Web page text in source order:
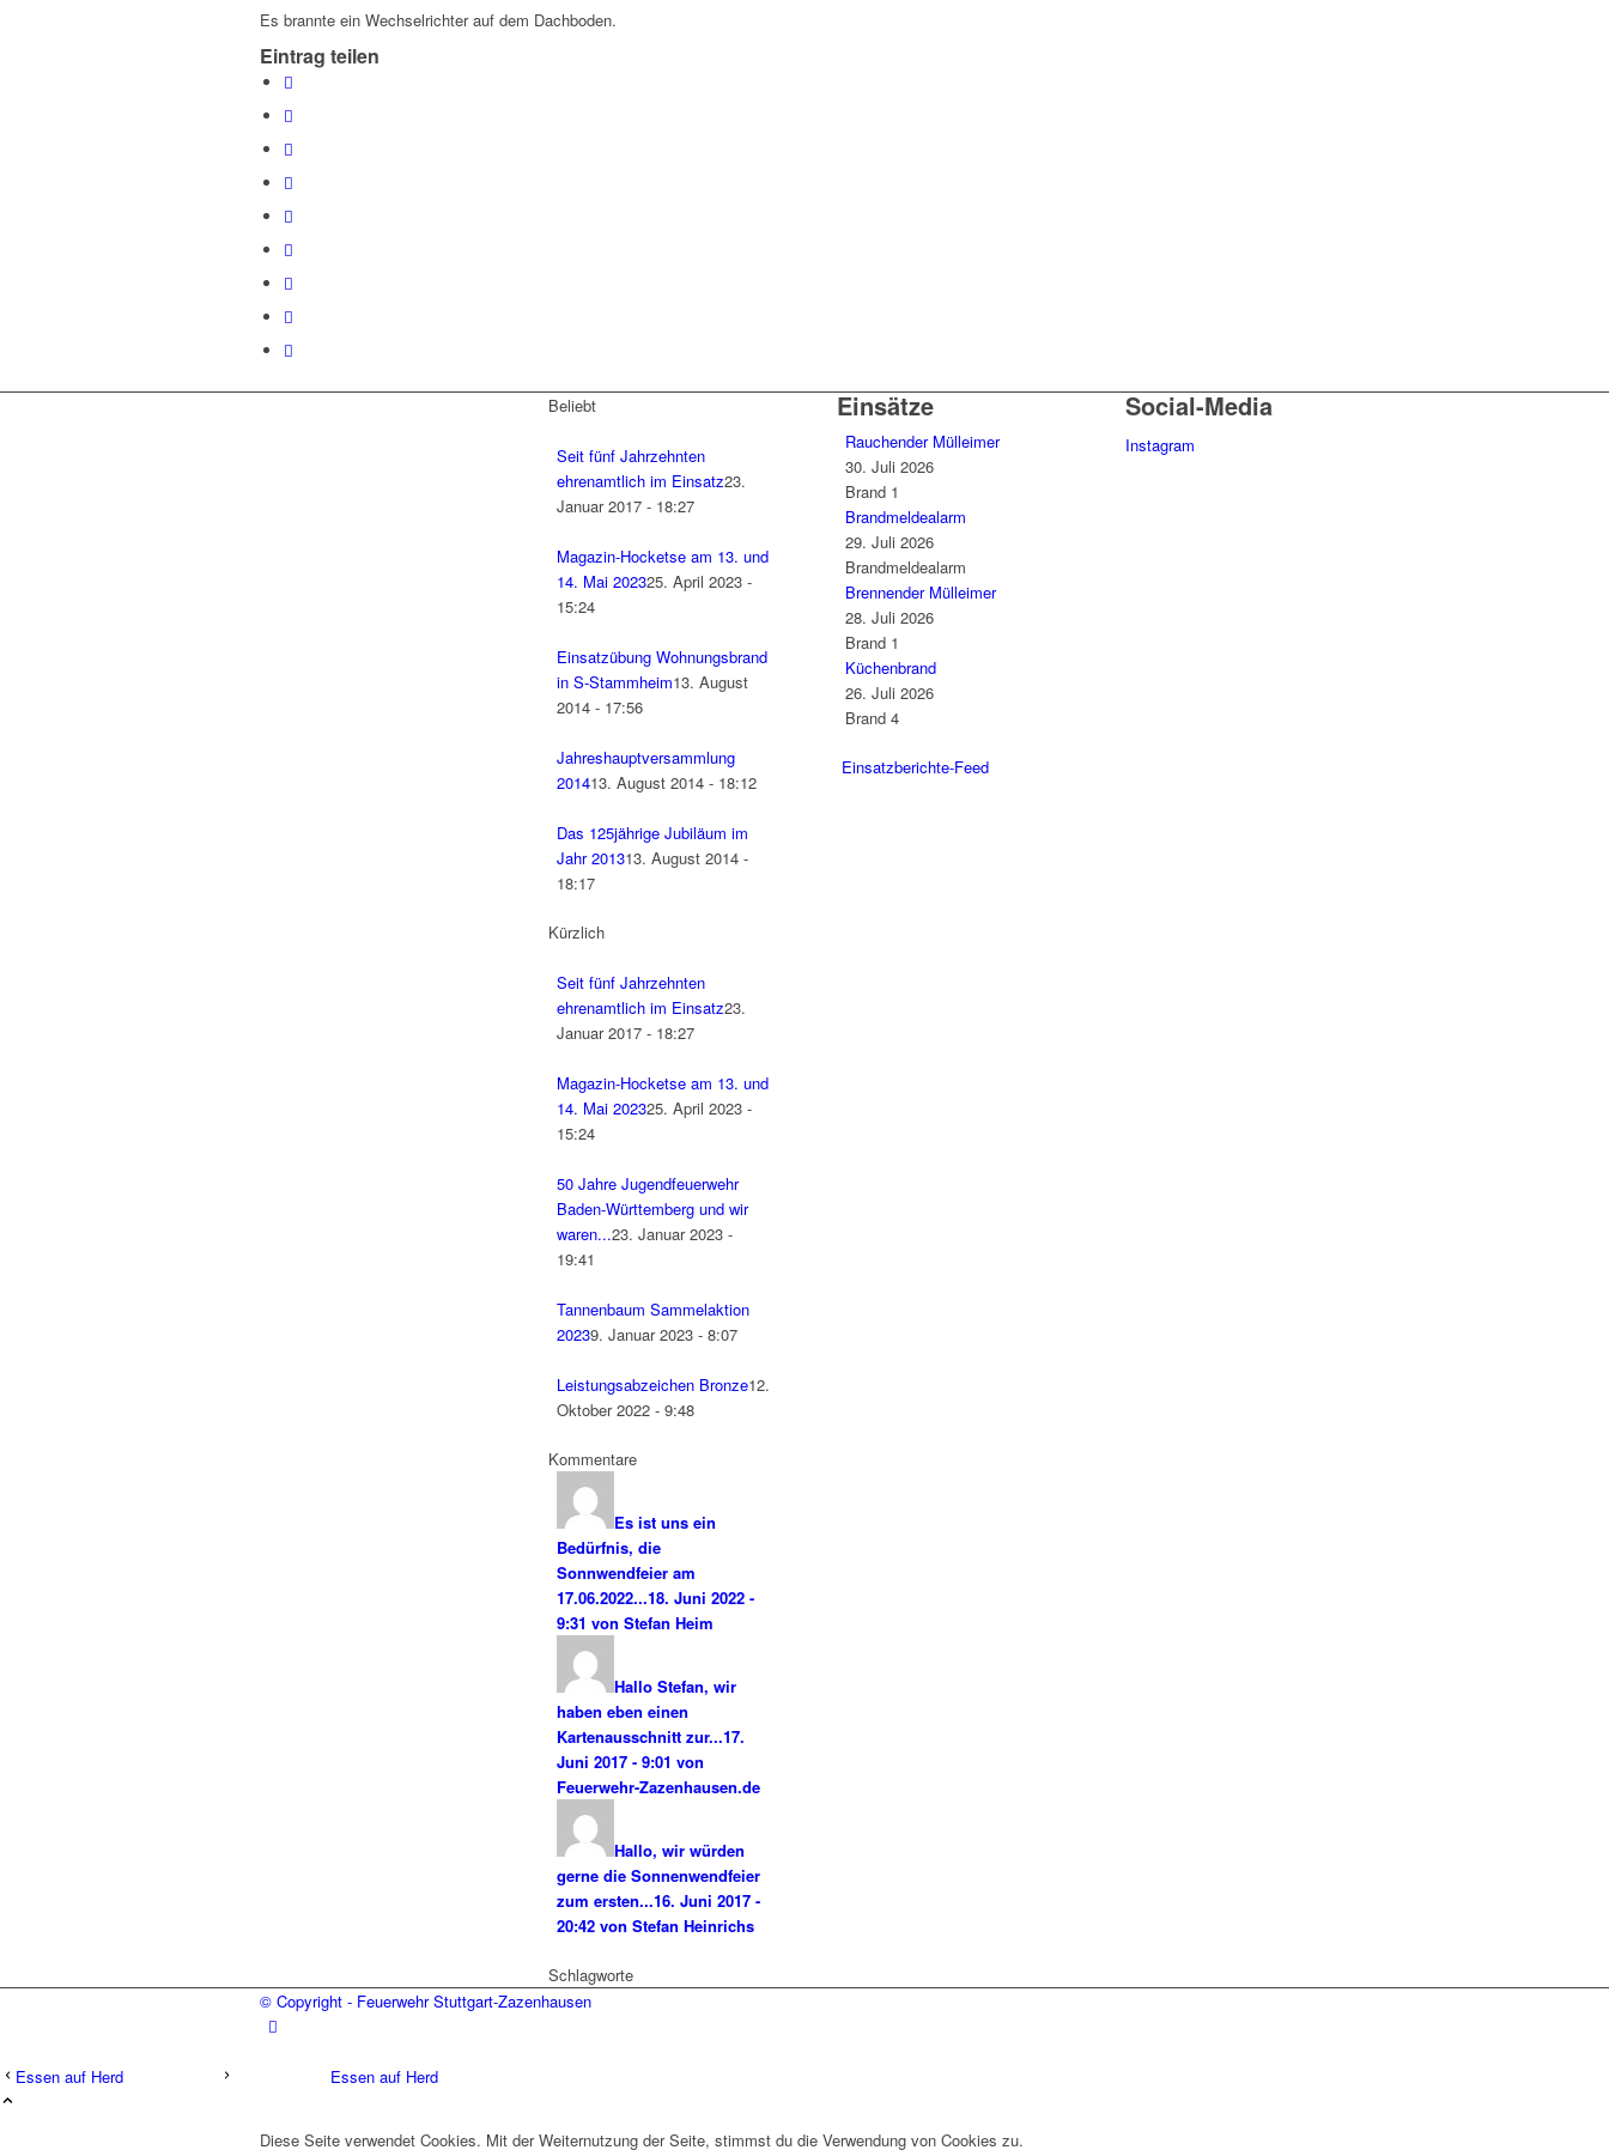
Es brannte ein Wechselrichter auf dem Dachboden.
Eintrag teilen
Beliebt
Seit fünf Jahrzehnten
ehrenamtlich im Einsatz23.
Januar 2017 - 18:27
Magazin-Hocketse am 13. und
14. Mai 202325. April 2023 -
15:24
Einsatzübung Wohnungsbrand
in S-Stammheim13. August
2014 - 17:56
Jahreshauptversammlung
201413. August 2014 - 18:12
Das 125jährige Jubiläum im
Jahr 201313. August 2014 -
18:17
Kürzlich
Seit fünf Jahrzehnten
ehrenamtlich im Einsatz23.
Januar 2017 - 18:27
Magazin-Hocketse am 13. und
14. Mai 202325. April 2023 -
15:24
50 Jahre Jugendfeuerwehr
Baden-Württemberg und wir
waren...23. Januar 2023 -
19:41
Tannenbaum Sammelaktion
20239. Januar 2023 - 8:07
Leistungsabzeichen Bronze12.
Oktober 2022 - 9:48
Kommentare
Es ist uns ein
Bedürfnis, die
Sonnwendfeier am
17.06.2022...18. Juni 2022 -
9:31 von Stefan Heim
Hallo Stefan, wir
haben eben einen
Kartenausschnitt zur...17.
Juni 2017 - 9:01 von
Feuerwehr-Zazenhausen.de
Hallo, wir würden
gerne die Sonnenwendfeier
zum ersten...16. Juni 2017 -
20:42 von Stefan Heinrichs
Schlagworte
Einsätze
Rauchender Mülleimer
30. Juli 2026
Brand 1
Brandmeldealarm
29. Juli 2026
Brandmeldealarm
Brennender Mülleimer
28. Juli 2026
Brand 1
Küchenbrand
26. Juli 2026
Brand 4
Einsatzberichte-Feed
Social-Media
Instagram
© Copyright - Feuerwehr Stuttgart-Zazenhausen
Essen auf Herd Essen auf Herd
Diese Seite verwendet Cookies. Mit der Weiternutzung der Seite, stimmst du die Verwendung von Cookies zu.